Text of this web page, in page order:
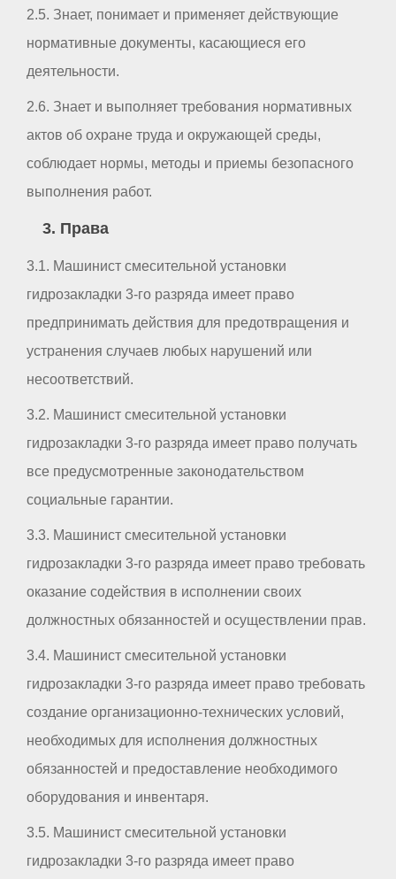
2.5. Знает, понимает и применяет действующие
нормативные документы, касающиеся его
деятельности.
2.6. Знает и выполняет требования нормативных
актов об охране труда и окружающей среды,
соблюдает нормы, методы и приемы безопасного
выполнения работ.
3. Права
3.1. Машинист смесительной установки
гидрозакладки 3-го разряда имеет право
предпринимать действия для предотвращения и
устранения случаев любых нарушений или
несоответствий.
3.2. Машинист смесительной установки
гидрозакладки 3-го разряда имеет право получать
все предусмотренные законодательством
социальные гарантии.
3.3. Машинист смесительной установки
гидрозакладки 3-го разряда имеет право требовать
оказание содействия в исполнении своих
должностных обязанностей и осуществлении прав.
3.4. Машинист смесительной установки
гидрозакладки 3-го разряда имеет право требовать
создание организационно-технических условий,
необходимых для исполнения должностных
обязанностей и предоставление необходимого
оборудования и инвентаря.
3.5. Машинист смесительной установки
гидрозакладки 3-го разряда имеет право